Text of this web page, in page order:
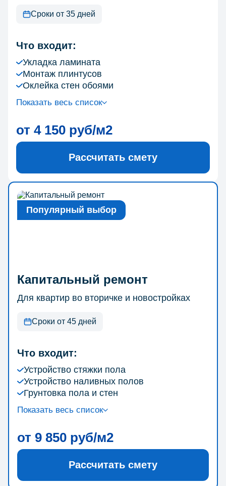
Сроки от 35 дней
Что входит:
Укладка ламината
Монтаж плинтусов
Оклейка стен обоями
Показать весь список
от 4 150 руб/м2
Рассчитать смету
Популярный выбор
Капитальный ремонт
Для квартир во вторичке и новостройках
Сроки от 45 дней
Что входит:
Устройство стяжки пола
Устройство наливных полов
Грунтовка пола и стен
Показать весь список
от 9 850 руб/м2
Рассчитать смету